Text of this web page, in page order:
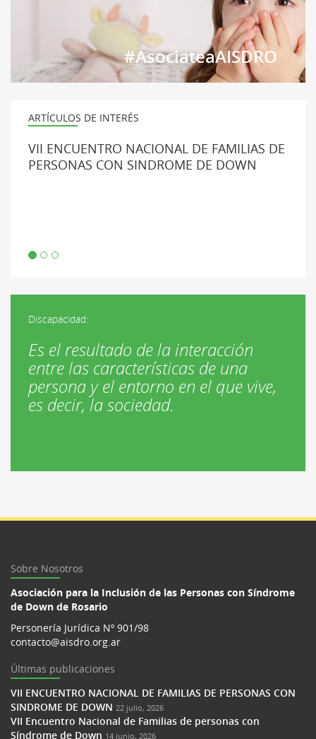
#AsociateaAISDRO
ARTÍCULOS DE INTERÉS
VII ENCUENTRO NACIONAL DE FAMILIAS DE
PERSONAS CON SINDROME DE DOWN
Discapacidad:
Es el resultado de la interacción
entre las características de una
persona y el entorno en el que vive,
es decir, la sociedad.
Sobre Nosotros
Asociación para la Inclusión de las Personas con Síndrome
de Down de Rosario
Personería Jurídica Nº 901/98
contacto@aisdro.org.ar
Últimas publicaciones
VII ENCUENTRO NACIONAL DE FAMILIAS DE PERSONAS CON
SINDROME DE DOWN 22 julio, 2026
VII Encuentro Nacional de Familias de personas con
Síndrome de Down 14 junio, 2026